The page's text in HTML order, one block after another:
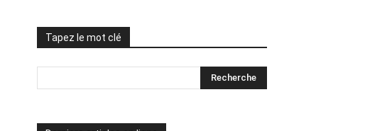
Tapez le mot clé